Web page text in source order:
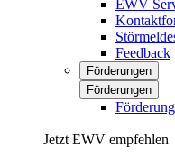
EWV
Feedback
Förderungen
Förderungen
Jetzt EWV empfehlen